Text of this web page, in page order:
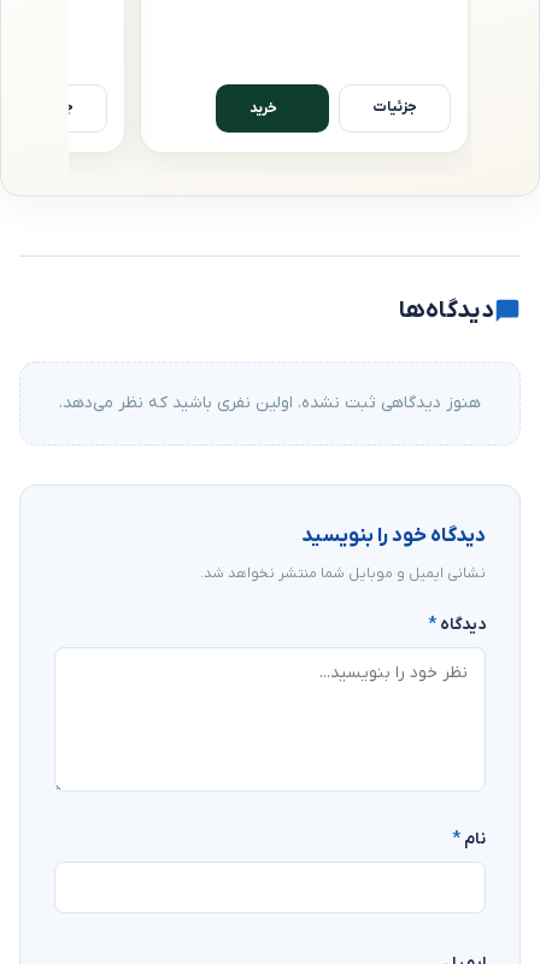
جزئیات خرید جزئیات
دیدگاه‌ها
هنوز دیدگاهی ثبت نشده. اولین نفری باشید که نظر می‌دهد.
دیدگاه خود را بنویسید
نشانی ایمیل و موبایل شما منتشر نخواهد شد.
دیدگاه *
نام *